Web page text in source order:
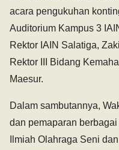
acara pengukuhan
Auditorium Kampus 3
Rektor IAIN Salatiga,
Rektor III Bidang
Maesur.
Dalam sambutannya,
dan pemaparan
Ilmiah Olahraga Seni